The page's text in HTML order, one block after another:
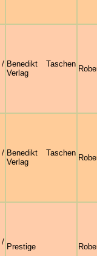
/ Benedikt Taschen
Verlag
/ Benedikt Taschen
Verlag
Prestige